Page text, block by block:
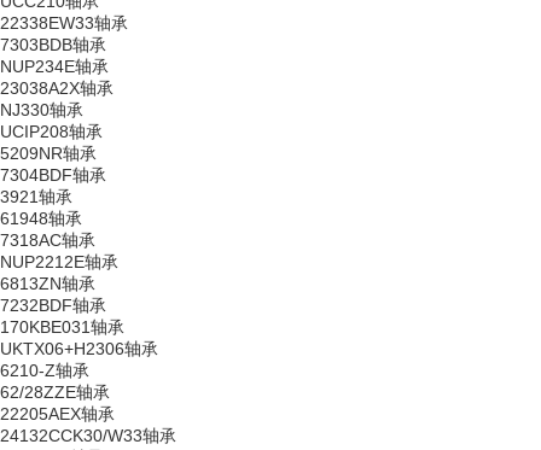
22338EW33轴承
7303BDB轴承
NUP234E轴承
23038A2X轴承
NJ330轴承
UCIP208轴承
5209NR轴承
7304BDF轴承
3921轴承
61948轴承
7318AC轴承
NUP2212E轴承
6813ZN轴承
7232BDF轴承
170KBE031轴承
UKTX06+H2306轴承
6210-Z轴承
62/28ZZE轴承
22205AEX轴承
24132CCK30/W33轴承